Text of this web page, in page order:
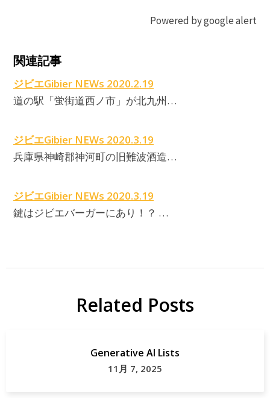
Powered by google alert
関連記事
ジビエGibier NEWs 2020.2.19
道の駅「蛍街道西ノ市」が北九州…
ジビエGibier NEWs 2020.3.19
兵庫県神崎郡神河町の旧難波酒造…
ジビエGibier NEWs 2020.3.19
鍵はジビエバーガーにあり！？ …
Related Posts
Generative AI Lists
11月 7, 2025